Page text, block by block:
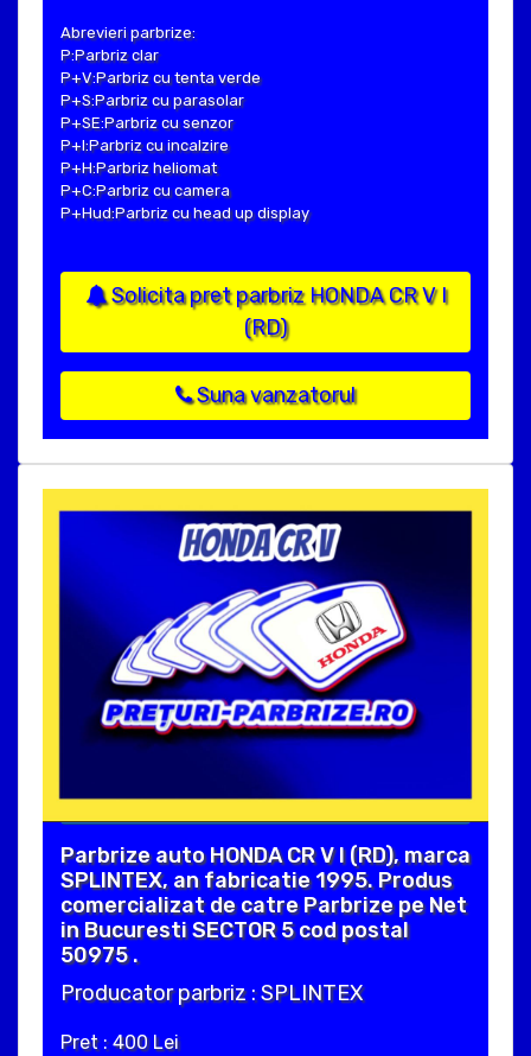
Abrevieri parbrize:
P:Parbriz clar
P+V:Parbriz cu tenta verde
P+S:Parbriz cu parasolar
P+SE:Parbriz cu senzor
P+I:Parbriz cu incalzire
P+H:Parbriz heliomat
P+C:Parbriz cu camera
P+Hud:Parbriz cu head up display
Solicita pret parbriz HONDA CR V I
(RD)
Suna vanzatorul
Parbrize auto HONDA CR V I (RD), marca
SPLINTEX, an fabricatie 1995. Produs
comercializat de catre Parbrize pe Net
in Bucuresti SECTOR 5 cod postal
50975 .
Producator parbriz : SPLINTEX
Pret : 400 Lei